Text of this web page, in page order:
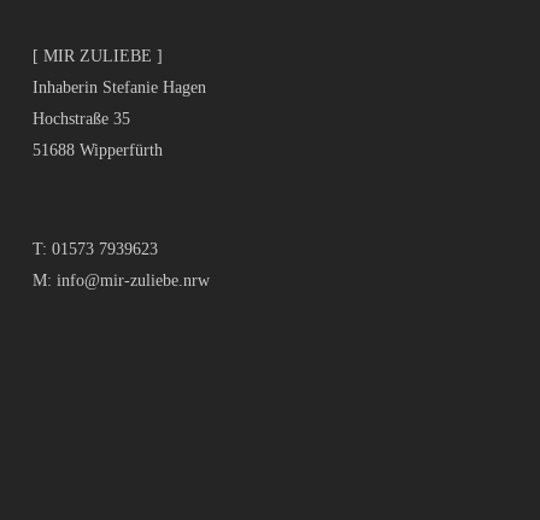
[ MIR ZULIEBE ]
Inhaberin Stefanie Hagen
Hochstraße 35
51688 Wipperfürth
T: 01573 7939623
M: info@mir-zuliebe.nrw